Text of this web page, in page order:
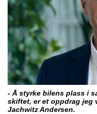
- Å styrke bilens plass i
skiftet, er et oppdrag jeg
Jachwitz Andersen.